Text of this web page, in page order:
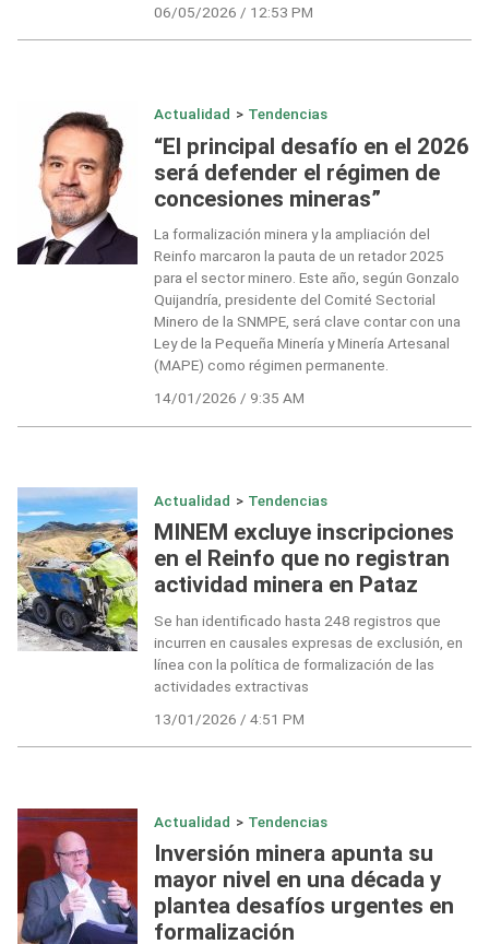
06/05/2026 / 12:53 PM
Actualidad > Tendencias
“El principal desafío en el 2026
será defender el régimen de
concesiones mineras”
La formalización minera y la ampliación del
Reinfo marcaron la pauta de un retador 2025
para el sector minero. Este año, según Gonzalo
Quijandría, presidente del Comité Sectorial
Minero de la SNMPE, será clave contar con una
Ley de la Pequeña Minería y Minería Artesanal
(MAPE) como régimen permanente.
14/01/2026 / 9:35 AM
Actualidad > Tendencias
MINEM excluye inscripciones
en el Reinfo que no registran
actividad minera en Pataz
Se han identificado hasta 248 registros que
incurren en causales expresas de exclusión, en
línea con la política de formalización de las
actividades extractivas
13/01/2026 / 4:51 PM
Actualidad > Tendencias
Inversión minera apunta su
mayor nivel en una década y
plantea desafíos urgentes en
formalización